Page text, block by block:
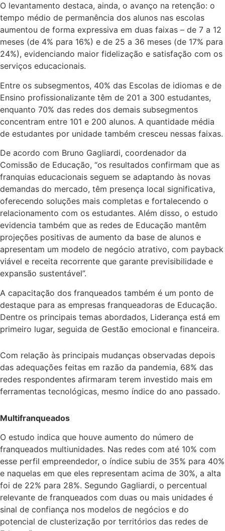
O levantamento destaca, ainda, o avanço na retenção: o
tempo médio de permanência dos alunos nas escolas
aumentou de forma expressiva em duas faixas – de 7 a 12
meses (de 4% para 16%) e de 25 a 36 meses (de 17% para
24%), evidenciando maior fidelização e satisfação com os
serviços educacionais.
Entre os subsegmentos, 40% das Escolas de idiomas e de
Ensino profissionalizante têm de 201 a 300 estudantes,
enquanto 70% das redes dos demais subsegmentos
concentram entre 101 e 200 alunos. A quantidade média
de estudantes por unidade também cresceu nessas faixas.
De acordo com Bruno Gagliardi, coordenador da
Comissão de Educação, “os resultados confirmam que as
franquias educacionais seguem se adaptando às novas
demandas do mercado, têm presença local significativa,
oferecendo soluções mais completas e fortalecendo o
relacionamento com os estudantes. Além disso, o estudo
evidencia também que as redes de Educação mantêm
projeções positivas de aumento da base de alunos e
apresentam um modelo de negócio atrativo, com payback
viável e receita recorrente que garante previsibilidade e
expansão sustentável”.
A capacitação dos franqueados também é um ponto de
destaque para as empresas franqueadoras de Educação.
Dentre os principais temas abordados, Liderança está em
primeiro lugar, seguida de Gestão emocional e financeira.
Com relação às principais mudanças observadas depois
das adequações feitas em razão da pandemia, 68% das
redes respondentes afirmaram terem investido mais em
ferramentas tecnológicas, mesmo índice do ano passado.
Multifranqueados
O estudo indica que houve aumento do número de
franqueados multiunidades. Nas redes com até 10% com
esse perfil empreendedor, o índice subiu de 35% para 40%
e naquelas em que eles representam acima de 30%, a alta
foi de 22% para 28%. Segundo Gagliardi, o percentual
relevante de franqueados com duas ou mais unidades é
sinal de confiança nos modelos de negócios e do
potencial de clusterização por territórios das redes de